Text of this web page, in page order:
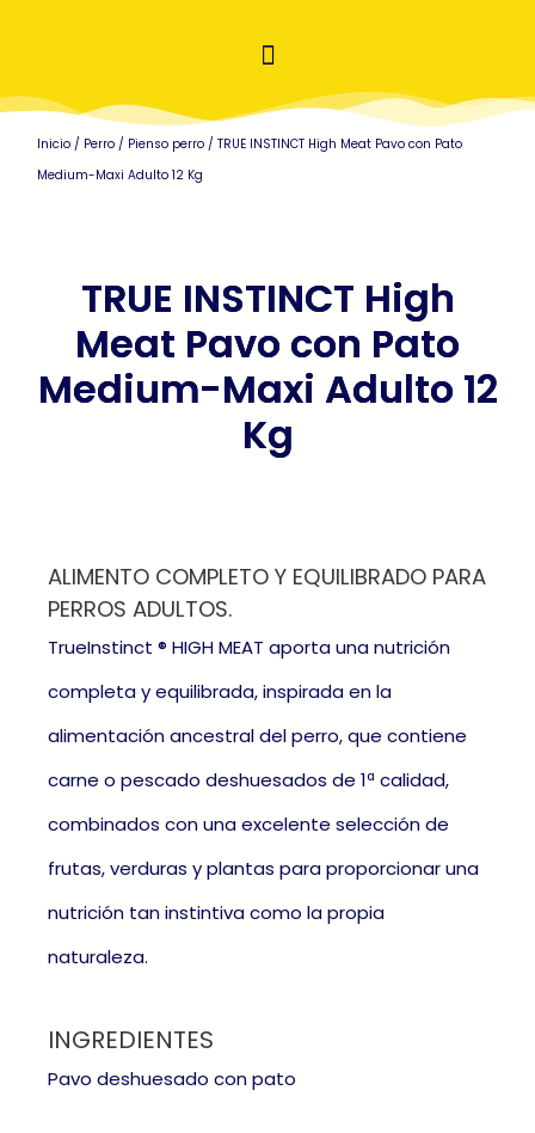
Inicio / Perro / Pienso perro / TRUE INSTINCT High Meat Pavo con Pato
Medium-Maxi Adulto 12 Kg
TRUE INSTINCT High
Meat Pavo con Pato
Medium-Maxi Adulto 12
Kg
ALIMENTO COMPLETO Y EQUILIBRADO PARA
PERROS ADULTOS.
TrueInstinct ® HIGH MEAT aporta una nutrición
completa y equilibrada, inspirada en la
alimentación ancestral del perro, que contiene
carne o pescado deshuesados de 1ª calidad,
combinados con una excelente selección de
frutas, verduras y plantas para proporcionar una
nutrición tan instintiva como la propia
naturaleza.
INGREDIENTES
Pavo deshuesado con pato